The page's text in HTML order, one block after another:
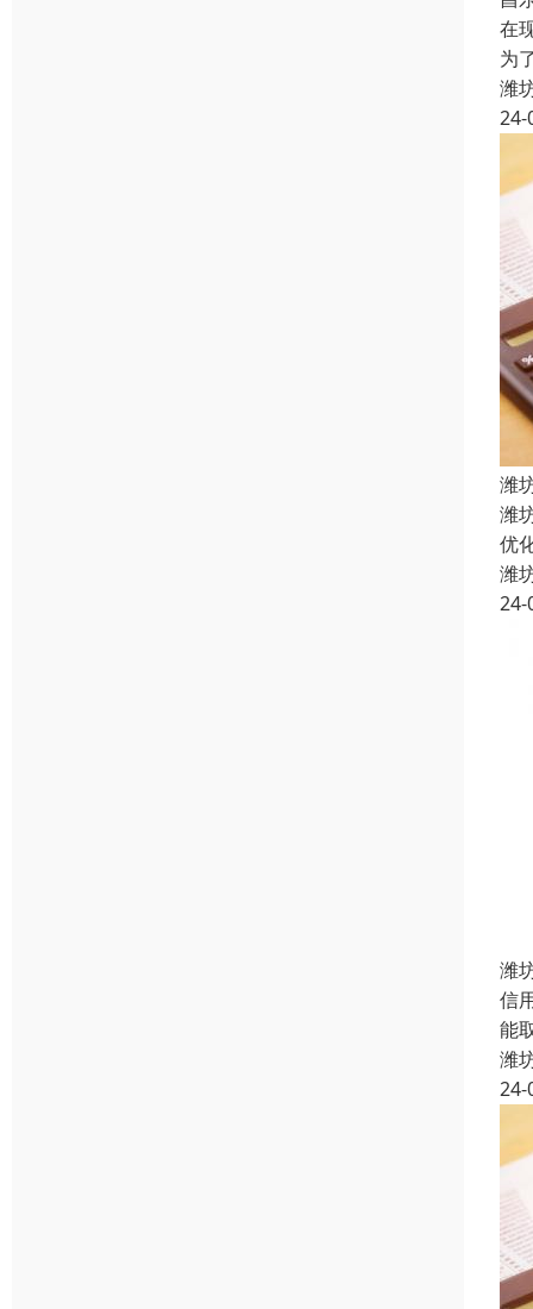
在
为
潍
24-
潍
潍
优
潍
24-
潍
信
能
潍
24-